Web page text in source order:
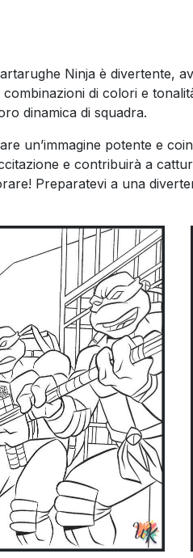
Ninja è divertente,
di colori e
dinamica di squadra.
un’immagine potente e
e contribuirà a
Preparatevi a una